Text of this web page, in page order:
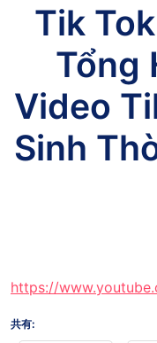
Tik
Tổng
Video
Sinh
https://
共有: